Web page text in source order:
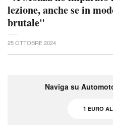
lezione, anche se in
brutale"
25 OTTOBRE 2024
Naviga su
1 EURO